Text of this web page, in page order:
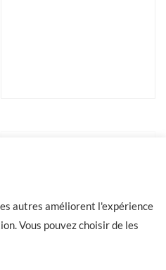
autres améliorent l'expérience
Vous pouvez choisir de les